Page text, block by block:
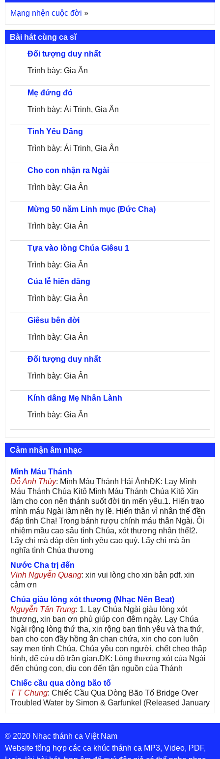
Mạng nhện cuộc đời »
Bài hát cùng ca sĩ
Đối tượng duy nhất
Trình bày: Gia Ân
Mẹ đứng đó
Trình bày: Ái Trinh, Gia Ân
Tình Yêu Dâng
Trình bày: Ái Trinh, Gia Ân
Cho con nhận ra Ngài
Trình bày: Gia Ân
Mừng 50 năm Linh mục (Đức Cha)
Trình bày: Gia Ân
Tựa vào lòng Chúa Giêsu 1
Trình bày: Gia Ân
Của lễ hiến dâng
Trình bày: Gia Ân
Giêsu bên đời
Trình bày: Gia Ân
Đối tượng duy nhất
Trình bày: Gia Ân
Kính dâng Mẹ Nhân Lành
Trình bày: Gia Ân
Cảm nhận âm nhạc
Mình Máu Thánh
Dỗ Anh Thùy: Mình Máu Thánh Hải ÁnhĐK: Lạy Mình
Máu Thánh Chúa Kitô Mình Máu Thánh Chúa Kitô Xin
làm cho con nên thánh suốt đời tin mến yêu.1. Hiến trao
mình máu Ngài làm nên hy lề. Hiến thân vì nhân thế đền
đáp tình Cha! Trong bánh rượu chính máu thân Ngài. Ôi
nhiệm mầu cao sâu tình Chúa, xót thương nhân thế!2.
Lấy chi mà đáp đền tình yêu cao quý. Lấy chi mà ân
nghĩa tình Chúa thương
Nước Cha trị đến
Vinh Nguyễn Quang: xin vui lòng cho xin bản pdf. xin
cảm ơn
Chúa giàu lòng xót thương (Nhạc Nền Beat)
Nguyễn Tấn Trung: 1. Lạy Chúa Ngài giàu lòng xót
thương, xin ban ơn phù giúp con đêm ngày. Lạy Chúa
Ngài rộng lòng thứ tha, xin rộng ban tình yêu và tha thứ,
ban cho con đầy hồng ân chan chứa, xin cho con luôn
say men tình Chúa. Chúa yêu con người, chết cheo thập
hình, để cứu độ trần gian.ĐK: Lòng thương xót của Ngài
đến chúng con, dìu con đến tận nguồn của Thánh
Chiếc cầu qua dòng bão tố
T T Chung: Chiếc Cầu Qua Dòng Bão Tố Bridge Over
Troubled Water by Simon & Garfunkel (Released January
26, 1970) Lời Việt: Nhạc Sĩ Vũ Đức Nghiêm Trình Bày:
Chung Tử Lưu
De Colores! (Lời Việt)
Son Vu: Bài hát có lời chưa.Cám ơn
© 2020 Nhạc thánh ca Việt Nam
Website tổng hợp các ca khúc thánh ca MP3, Video, PDF,